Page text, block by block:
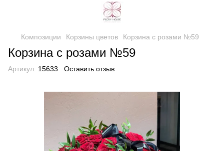
Композиции Корзины цветов Корзина с розами №59
Корзина с розами №59
Артикул: 15633 Оставить отзыв